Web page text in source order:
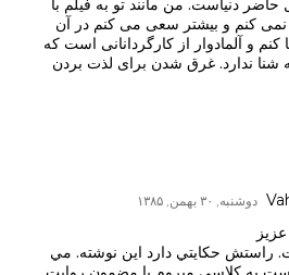
حاضر دنیاست. من مانند تو به فیلم با
نمی کنم و بیشتر سعی می کنم در آن
و آلمادوار از کارگردانانی است که
شنا ندارد. غرق شدن برای لذت بردن
دوشنبه, ۳۰ بهمن, ۱۳۸۵
راستش حكايتي دارد اين نوشته. مي